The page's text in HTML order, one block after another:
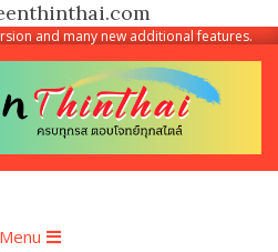
and many new additional features.
Menu